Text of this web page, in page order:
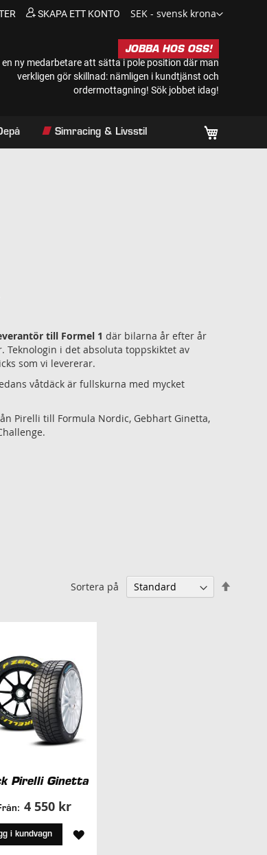
Valuta
SEK - svensk krona
SKAPA ETT KONTO
JOBBA HOS OSS!
en ny medarbetare att sätta i pole position där man
verkligen gör skillnad: nämligen i kundtjänst och
ordermottagning! Sök jobbet idag!
Simracing & Livsstil
till Formel 1 där bilarna år efter år
i det absoluta toppskiktet av
som vi levererar.
våtdäck är fullskurna med mycket
Pirelli till Formula Nordic, Gebhart Ginetta,
Sortera på
Pirelli Ginetta
4 550 kr
i kundvagn
LÄGG